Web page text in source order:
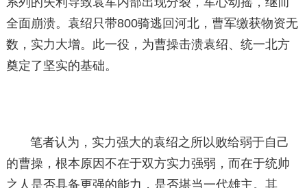
全面崩溃。袁绍只带800骑逃回河北，曹军缴获物资无
数，实力大增。此一役，为曹操击溃袁绍、统一北方
奠定了坚实的基础。
笔者认为，实力强大的袁绍之所以败给弱于自己
的曹操，根本原因不在于双方实力强弱，而在于统帅
之人是否具备更强的能力，是否堪当一代雄主。其